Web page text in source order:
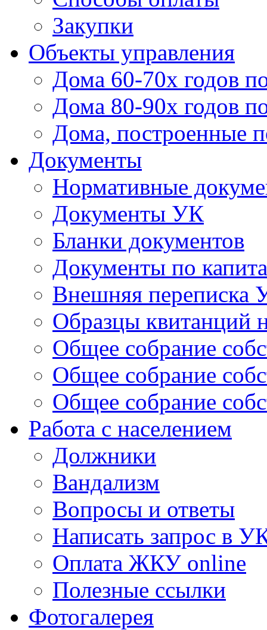
Закупки
Объекты управления
Дома 60-70х годов
Дома 80-90х годов
Дома, построенные
Документы
Нормативные
Документы УК
Бланки документов
Документы по
Внешняя переписка
Образцы квитанций
Общее собрание
Общее собрание
Общее собрание
Работа с населением
Должники
Вандализм
Вопросы и ответы
Написать запрос в
Оплата ЖКУ online
Полезные ссылки
Фотогалерея